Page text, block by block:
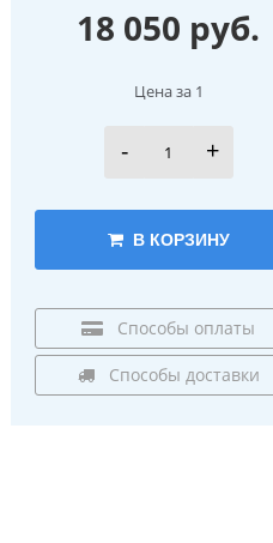
18 050 руб.
Цена за 1
- +
В КОРЗИНУ
Способы оплаты
Способы доставки